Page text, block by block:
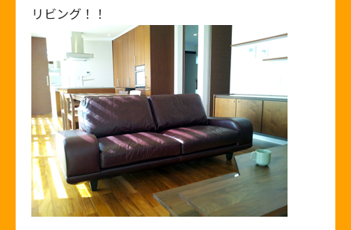
リビング！！